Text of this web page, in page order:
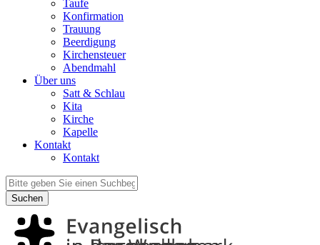
Taufe
Konfirmation
Trauung
Beerdigung
Kirchensteuer
Abendmahl
Über uns
Satt & Schlau
Kita
Kirche
Kapelle
Kontakt
Kontakt
Suchen